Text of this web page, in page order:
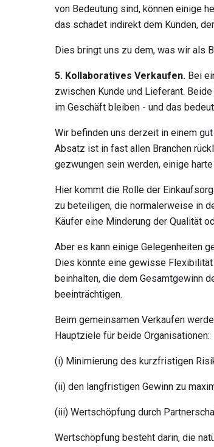
von Bedeutung sind, können einige
das schadet indirekt dem Kunden,
Dies bringt uns zu dem, was wir als
5. Kollaboratives Verkaufen. Bei
zwischen Kunde und Lieferant.
im Geschäft bleiben - und das
Wir befinden uns derzeit in einem
Absatz ist in fast allen Branchen
gezwungen sein werden, einige
Hier kommt die Rolle der
zu beteiligen, die normalerweise in
Käufer eine Minderung der Qualität
Aber es kann einige Gelegenheiten
Dies könnte eine gewisse
beinhalten, die dem Gesamtgewinn
beeinträchtigen.
Beim gemeinsamen Verkaufen
Hauptziele für beide Organisationen:
(i) Minimierung des kurzfristigen
(ii) den langfristigen Gewinn zu
(iii) Wertschöpfung durch
Wertschöpfung besteht darin, die